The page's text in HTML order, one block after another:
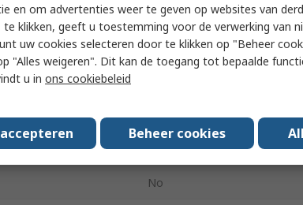
RK
AWG 22AWG
AWG 6AWG
No
en om advertenties weer te geven op websites van
te klikken, geeft u toestemming voor de verwerking van
uw cookies selecteren door te klikken op "Beheer
"Alles weigeren". Dit kan de toegang tot bepaalde
u in ons cookiebeleid
Beheer cookies